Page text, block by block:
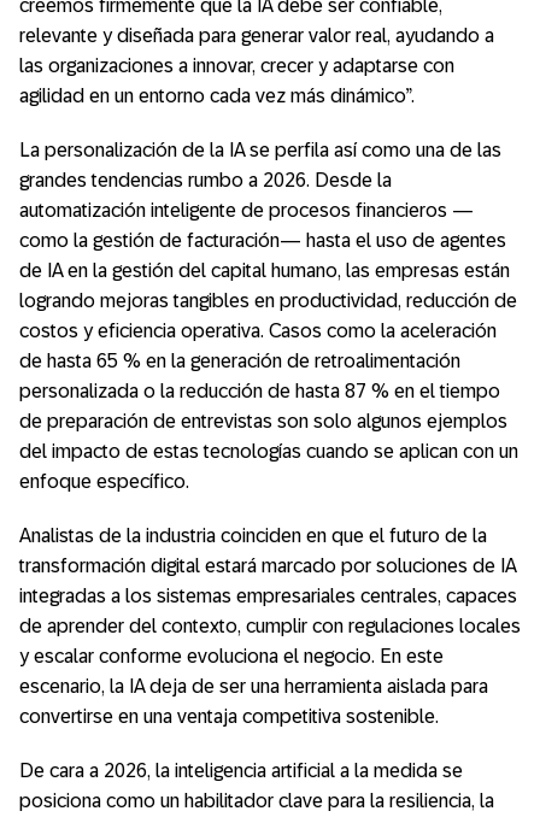
creemos firmemente que la IA debe ser confiable,
relevante y diseñada para generar valor real, ayudando a
las organizaciones a innovar, crecer y adaptarse con
agilidad en un entorno cada vez más dinámico”.
La personalización de la IA se perfila así como una de las
grandes tendencias rumbo a 2026. Desde la
automatización inteligente de procesos financieros —
como la gestión de facturación— hasta el uso de agentes
de IA en la gestión del capital humano, las empresas están
logrando mejoras tangibles en productividad, reducción de
costos y eficiencia operativa. Casos como la aceleración
de hasta 65 % en la generación de retroalimentación
personalizada o la reducción de hasta 87 % en el tiempo
de preparación de entrevistas son solo algunos ejemplos
del impacto de estas tecnologías cuando se aplican con un
enfoque específico.
Analistas de la industria coinciden en que el futuro de la
transformación digital estará marcado por soluciones de IA
integradas a los sistemas empresariales centrales, capaces
de aprender del contexto, cumplir con regulaciones locales
y escalar conforme evoluciona el negocio. En este
escenario, la IA deja de ser una herramienta aislada para
convertirse en una ventaja competitiva sostenible.
De cara a 2026, la inteligencia artificial a la medida se
posiciona como un habilitador clave para la resiliencia, la